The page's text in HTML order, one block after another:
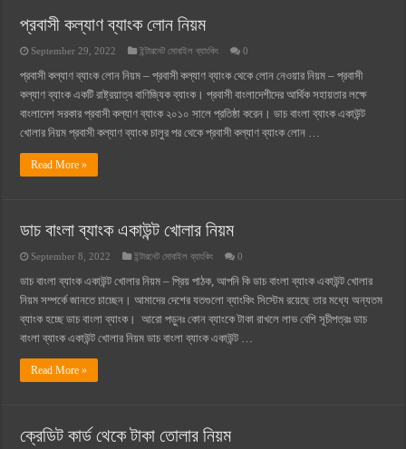
প্রবাসী কল্যাণ ব্যাংক লোন নিয়ম
September 29, 2022 ইন্টারনেট মোবাইল ব্যাংকিং 0
প্রবাসী কল্যাণ ব্যাংক লোন নিয়ম – প্রবাসী কল্যাণ ব্যাংক থেকে লোন নেওয়ার নিয়ম – প্রবাসী
কল্যাণ ব্যাংক একটি রাষ্ট্রয়াত্ব বাণিজ্যিক ব্যাংক। প্রবাসী বাংলাদেশীদের আর্থিক সহায়তার লক্ষে
বাংলাদেশ সরকার প্রবাসী কল্যাণ ব্যাংক ২০১০ সালে প্রতিষ্ঠা করেন। ডাচ বাংলা ব্যাংক একাউন্ট
খোলার নিয়ম প্রবাসী কল্যাণ ব্যাংক চালুর পর থেকে প্রবাসী কল্যাণ ব্যাংক লোন …
Read More »
ডাচ বাংলা ব্যাংক একাউন্ট খোলার নিয়ম
September 8, 2022 ইন্টারনেট মোবাইল ব্যাংকিং 0
ডাচ বাংলা ব্যাংক একাউন্ট খোলার নিয়ম – প্রিয় পাঠক, আপনি কি ডাচ বাংলা ব্যাংক একাউন্ট খোলার
নিয়ম সম্পর্কে জানতে চাচ্ছেন। আমাদের দেশের যতগুলো ব্যাংকিং সিস্টেম রয়েছে তার মধ্যে অন্যতম
ব্যাংক হচ্ছে ডাচ বাংলা ব্যাংক। আরো পড়ুনঃ কোন ব্যাংকে টাকা রাখলে লাভ বেশি সূচীপত্রঃ ডাচ
বাংলা ব্যাংক একাউন্ট খোলার নিয়ম ডাচ বাংলা ব্যাংক একাউন্ট …
Read More »
ক্রেডিট কার্ড থেকে টাকা তোলার নিয়ম